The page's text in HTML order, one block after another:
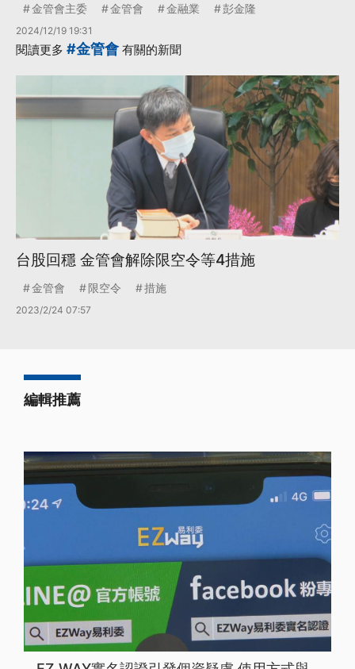
金管會主委 金管會 金融業 彭金隆
2024/12/19 19:31
閱讀更多 #金管會 有關的新聞
台股回穩 金管會解除限空令等4措施
金管會 限空令 措施
2023/2/24 07:57
編輯推薦